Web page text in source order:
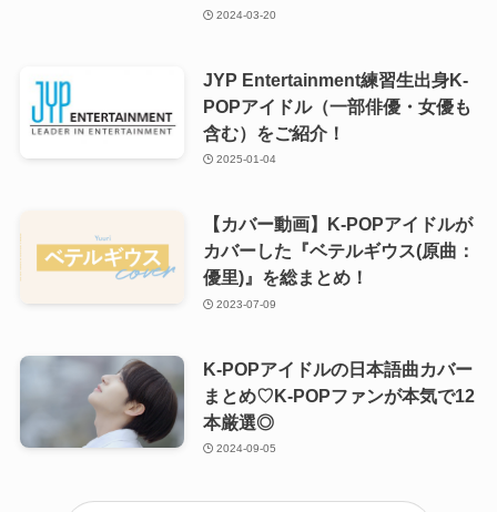
2024-03-20
JYP Entertainment練習生出身K-
POPアイドル（一部俳優・女優も
含む）をご紹介！
2025-01-04
【カバー動画】K-POPアイドルが
カバーした『ベテルギウス(原曲：
優里)』を総まとめ！
2023-07-09
K-POPアイドルの日本語曲カバー
まとめ♡K-POPファンが本気で12
本厳選◎
2024-09-05